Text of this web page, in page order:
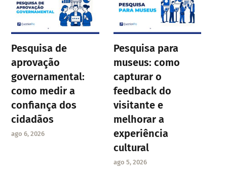
Pesquisa de
aprovação
governamental:
como medir a
confiança dos
cidadãos
ago 6, 2026
Pesquisa para
museus: como
capturar o
feedback do
visitante e
melhorar a
experiência
cultural
ago 5, 2026